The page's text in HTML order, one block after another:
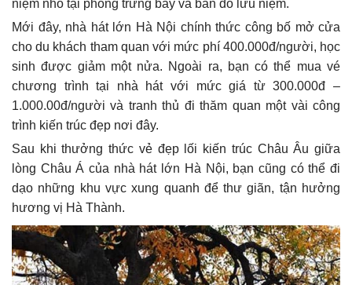
niệm nhỏ tại phòng trưng bày và bán đồ lưu niệm.
Mới đây, nhà hát lớn Hà Nội chính thức công bố mở cửa
cho du khách tham quan với mức phí 400.000đ/người, học
sinh được giảm một nửa. Ngoài ra, bạn có thể mua vé
chương trình tại nhà hát với mức giá từ 300.000đ –
1.000.00đ/người và tranh thủ đi thăm quan một vài công
trình kiến trúc đẹp nơi đây.
Sau khi thưởng thức vẻ đẹp lối kiến trúc Châu Âu giữa
lòng Châu Á của nhà hát lớn Hà Nội, bạn cũng có thể đi
dạo những khu vực xung quanh để thư giãn, tận hưởng
hương vị Hà Thành.